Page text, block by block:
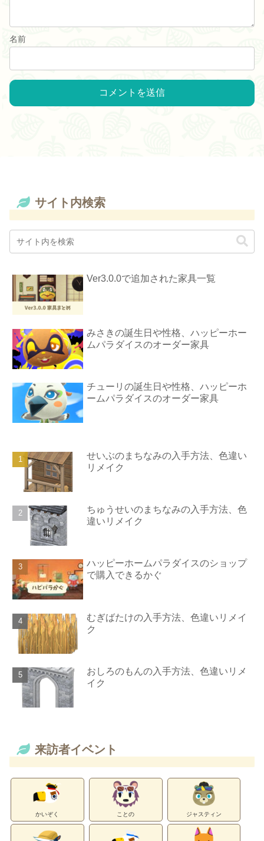
名前
サイト内検索
Ver3.0.0で追加された家具一覧
みさきの誕生日や性格、ハッピーホー
ムパラダイスのオーダー家具
チューリの誕生日や性格、ハッピーホ
ームパラダイスのオーダー家具
せいぶのまちなみの入手方法、色違い
リメイク
ちゅうせいのまちなみの入手方法、色
違いリメイク
ハッピーホームパラダイスのショップ
で購入できるかぐ
むぎばたけの入手方法、色違いリメイ
ク
おしろのもんの入手方法、色違いリメ
イク
来訪者イベント
かいぞく ことの ジャスティン